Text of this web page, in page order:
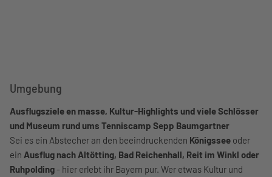
Umgebung
Ausflugsziele en masse, Kultur-Highlights und viele Schlösser
und Museum rund ums Tenniscamp Sepp Baumgartner
Sei es ein Abstecher an den beeindruckenden Königssee oder
ein Ausflug nach Altötting, Bad Reichenhall, Reit im Winkl oder
Ruhpolding- hier erlebt ihr Bayern pur. Wer etwas Kultur und